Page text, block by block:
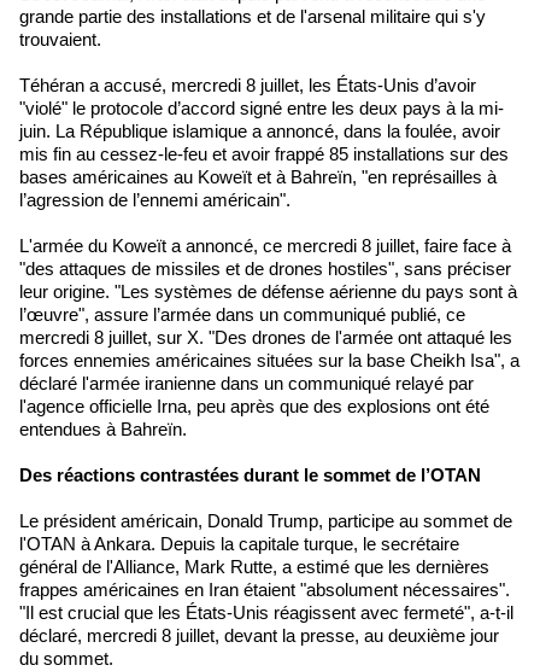
grande partie des installations et de l'arsenal militaire qui s'y
trouvaient.
Téhéran a accusé, mercredi 8 juillet, les États-Unis d’avoir
"violé" le protocole d’accord signé entre les deux pays à la mi-
juin. La République islamique a annoncé, dans la foulée, avoir
mis fin au cessez-le-feu et avoir frappé 85 installations sur des
bases américaines au Koweït et à Bahreïn, "en représailles à
l’agression de l’ennemi américain".
L'armée du Koweït a annoncé, ce mercredi 8 juillet, faire face à
"des attaques de missiles et de drones hostiles", sans préciser
leur origine. "Les systèmes de défense aérienne du pays sont à
l’œuvre", assure l’armée dans un communiqué publié, ce
mercredi 8 juillet, sur X. "Des drones de l'armée ont attaqué les
forces ennemies américaines situées sur la base Cheikh Isa", a
déclaré l'armée iranienne dans un communiqué relayé par
l'agence officielle Irna, peu après que des explosions ont été
entendues à Bahreïn.
Des réactions contrastées durant le sommet de l’OTAN
Le président américain, Donald Trump, participe au sommet de
l'OTAN à Ankara. Depuis la capitale turque, le secrétaire
général de l'Alliance, Mark Rutte, a estimé que les dernières
frappes américaines en Iran étaient "absolument nécessaires".
"Il est crucial que les États-Unis réagissent avec fermeté", a-t-il
déclaré, mercredi 8 juillet, devant la presse, au deuxième jour
du sommet.